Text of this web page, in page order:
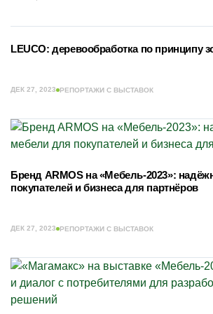
LEUCO: деревообработка по принципу
ДЕК 27, 2023 РЕПОРТАЖИ С ВЫСТАВОК
Бренд ARMOS на «Мебель-2023»:
покупателей и бизнеса для партнёров
ДЕК 27, 2023 РЕПОРТАЖИ С ВЫСТАВОК